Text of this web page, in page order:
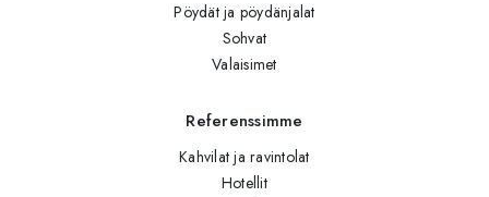
Pöydät ja pöydänjalat
Sohvat
Valaisimet
Referenssimme
Kahvilat ja ravintolat
Hotellit